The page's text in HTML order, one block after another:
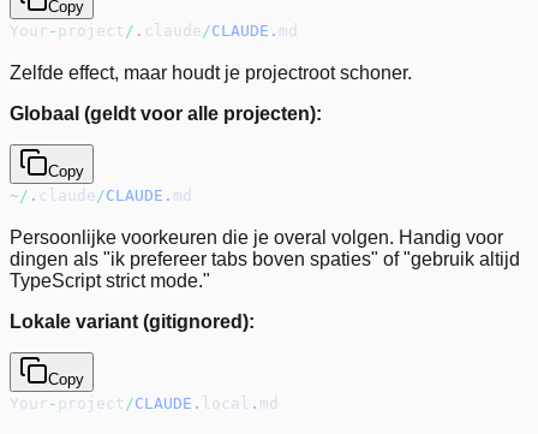
Copy
Your - project / . claude/CLAUDE . md
Zelfde effect, maar houdt je projectroot schoner.
Globaal (geldt voor alle projecten):
Copy
~/ . claude/CLAUDE . md
Persoonlijke voorkeuren die je overal volgen. Handig voor
dingen als "ik prefereer tabs boven spaties" of "gebruik altijd
TypeScript strict mode."
Lokale variant (gitignored):
Copy
Your - project /CLAUDE . local . md